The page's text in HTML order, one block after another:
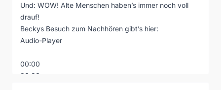
Und: WOW! Alte Menschen haben’s immer noch voll
drauf!
Beckys Besuch zum Nachhören gibt’s hier:
Audio-Player
00:00
00:00